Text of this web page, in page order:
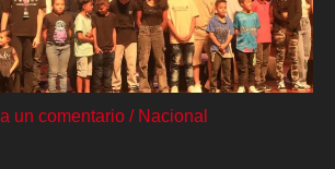
un comentario / Nacional